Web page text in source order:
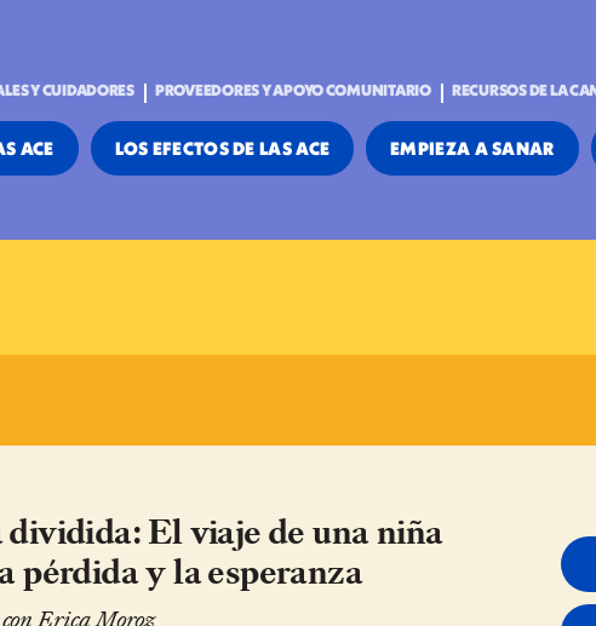
Y CUIDADORES PROVEEDORES Y APOYO COMUNITARIO RECURSOS DE LA
ACE LOS EFECTOS DE LAS ACE EMPIEZA A SANAR
El viaje de una niña
pérdida y la esperanza
Erica Moroz